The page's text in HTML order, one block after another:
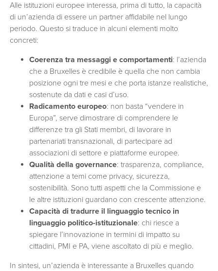
Alle istituzioni europee interessa, prima di tutto, la capacità
di un’azienda di essere un partner affidabile nel lungo
periodo. Questo si traduce in alcuni elementi molto
concreti:
Coerenza tra messaggi e comportamenti: l’azienda
che a Bruxelles è credibile è quella che non cambia
posizione ogni tre mesi e che porta istanze realistiche,
sostenute da dati e casi d’uso.
Radicamento europeo: non basta “vendere in
Europa”, serve dimostrare di comprendere le
differenze tra gli Stati membri, di lavorare in
partenariati transnazionali, di partecipare ad
associazioni di settore e piattaforme europee.
Qualità della governance: trasparenza, compliance,
attenzione a temi come privacy, sicurezza,
sostenibilità. Sono tutti aspetti che la Commissione e
le altre istituzioni guardano con crescente attenzione.
Capacità di tradurre il linguaggio tecnico in
linguaggio politico-istituzionale: chi riesce a
spiegare l’innovazione in termini di impatto su
cittadini, PMI e PA, viene ascoltato di più e meglio.
In sintesi, un’azienda è interessante a Bruxelles quando